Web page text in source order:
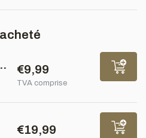
€9,99
TVA comprise
€19,99